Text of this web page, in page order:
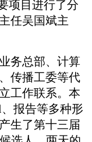
项目进行了分
任吴国斌主
务总部、计算
传播工委等代
工作联系。本
、报告等多种形
生了第十三届